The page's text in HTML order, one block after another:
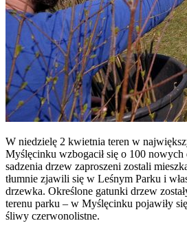
W niedzielę 2 kwietnia teren w
Myślęcinku wzbogacił się o 100
sadzenia drzew zaproszeni zostali
tłumnie zjawili się w Leśnym Parku i
drzewka. Określone gatunki drzew
terenu parku – w Myślęcinku pojawiły
śliwy czerwonolistne.